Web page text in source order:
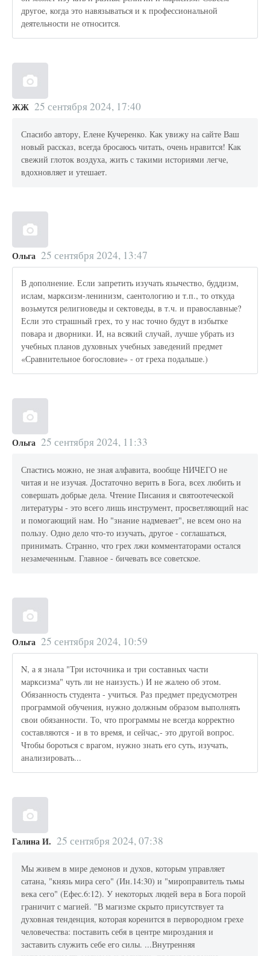
другое, когда это навязываться и к профессиональной
деятельности не относится.
ЖЖ 25 сентября 2024, 17:40
Спасибо автору, Елене Кучеренко. Как увижу на сайте Ваш
новый рассказ, всегда бросаюсь читать, очень нравится! Как
свежий глоток воздуха, жить с такими историями легче,
вдохновляет и утешает.
Ольга 25 сентября 2024, 13:47
В дополнение. Если запретить изучать язычество, буддизм,
ислам, марксизм-ленинизм, саентологию и т.п., то откуда
возьмутся религиоведы и сектоведы, в т.ч. и православные?
Если это страшный грех, то у нас точно будут в избытке
повара и дворники. И, на всякий случай, лучше убрать из
учебных планов духовных учебных заведений предмет
«Сравнительное богословие» - от греха подальше.)
Ольга 25 сентября 2024, 11:33
Спастись можно, не зная алфавита, вообще НИЧЕГО не
читая и не изучая. Достаточно верить в Бога, всех любить и
совершать добрые дела. Чтение Писания и святоотеческой
литературы - это всего лишь инструмент, просветляющий нас
и помогающий нам. Но "знание надмевает", не всем оно на
пользу. Одно дело что-то изучать, другое - соглашаться,
принимать. Странно, что грех лжи комментаторами остался
незамеченным. Главное - бичевать все советское.
Ольга 25 сентября 2024, 10:59
N, а я знала "Три источника и три составных части
марксизма" чуть ли не наизусть.) И не жалею об этом.
Обязанность студента - учиться. Раз предмет предусмотрен
программой обучения, нужно должным образом выполнять
свои обязанности. То, что программы не всегда корректно
составляются - и в то время, и сейчас,- это другой вопрос.
Чтобы бороться с врагом, нужно знать его суть, изучать,
анализировать...
Галина И. 25 сентября 2024, 07:38
Мы живем в мире демонов и духов, которым управляет
сатана, "князь мира сего" (Ин.14:30) и "мироправитель тьмы
века сего" (Ефес.6:12). У некоторых людей вера в Бога порой
граничит с магией. "В магизме скрыто присутствует та
духовная тенденция, которая коренится в первородном грехе
человечества: поставить себя в центре мироздания и
заставить служить себе его силы. ...Внутренняя